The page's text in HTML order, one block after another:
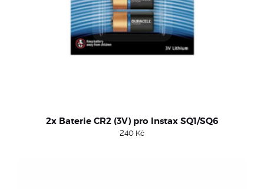
2x Baterie CR2 (3V) pro Instax SQ1/SQ6
240 Kč